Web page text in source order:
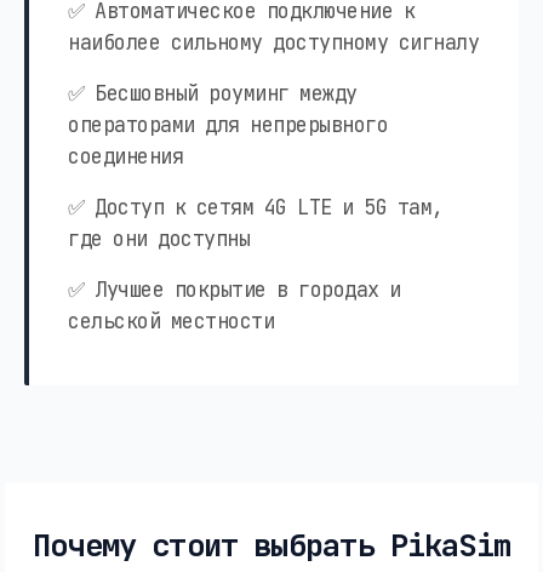
✅ Автоматическое подключение к
наиболее сильному доступному сигналу
✅ Бесшовный роуминг между
операторами для непрерывного
соединения
✅ Доступ к сетям 4G LTE и 5G там,
где они доступны
✅ Лучшее покрытие в городах и
сельской местности
Почему стоит выбрать PikaSim